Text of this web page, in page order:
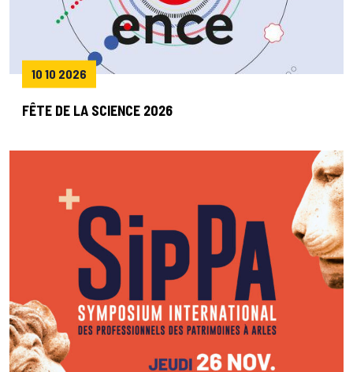
10 10 2026
FÊTE DE LA SCIENCE 2026